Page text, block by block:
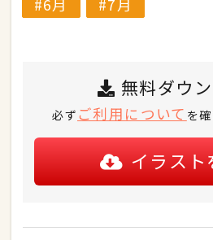
6月 7月
無料ダウ
必ず ご利用について を
イラスト